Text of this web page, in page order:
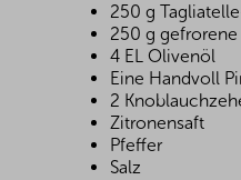
250 g
250 g gefrorene
4 EL Olivenöl
Eine Handvoll
2
Zitronensaft
Pfeffer
Salz